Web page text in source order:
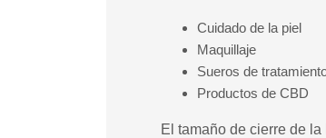
Cuidado de la piel
Maquillaje
Sueros de
Productos de CBD
El tamaño de cierre de